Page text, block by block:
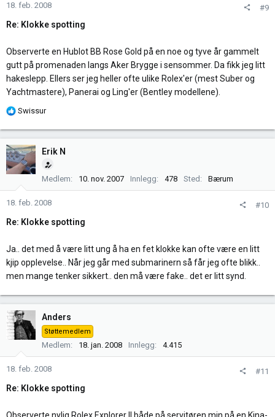
18. feb. 2008 #9
Re: Klokke spotting
Observerte en Hublot BB Rose Gold på en noe og tyve år gammelt
gutt på promenaden langs Aker Brygge i sensommer. Da fikk jeg litt
hakeslepp. Ellers ser jeg heller ofte ulike Rolex'er (mest Suber og
Yachtmastere), Panerai og Ling'er (Bentley modellene).
R
k
s
e
r
Swissur
Erik N
Medlem 10. nov. 2007 Innlegg 478 Sted Bærum
18. feb. 2008 #10
Re: Klokke spotting
Ja.. det med å være litt ung å ha en fet klokke kan ofte være en litt
kjip opplevelse.. Når jeg går med submarinern så får jeg ofte blikk..
men mange tenker sikkert.. den må være fake.. det er litt synd.
Anders
Støttemedlem
Medlem 18. jan. 2008 Innlegg 4.415
18. feb. 2008 #11
Re: Klokke spotting